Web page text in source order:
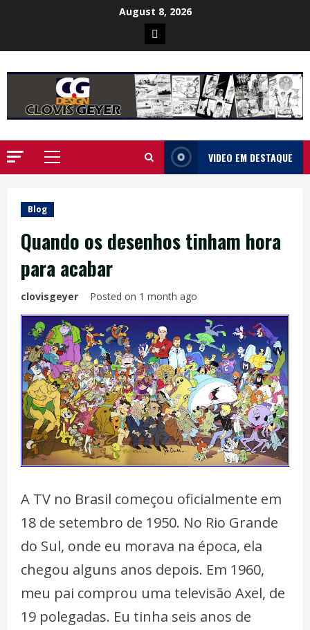
August 8, 2026
Poster
da
Ilha
Primary
VIDEO EM DESTAQUE
Blog
Quando os desenhos tinham hora
para acabar
clovisgeyer Posted on 1 month ago
A TV no Brasil começou oficialmente em
18 de setembro de 1950. No Rio Grande
do Sul, onde eu morava na época, ela
chegou alguns anos depois. Em 1960,
meu pai comprou uma televisão Axel, de
19 polegadas. Eu tinha seis anos de